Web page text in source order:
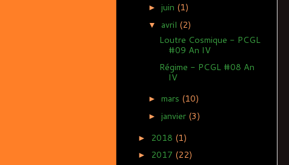
►juin (1)
▼ avril (2)
Loutre Cosmique - PCGL
#09 An IV
Régime - PCGL #08 An
IV
►mars (10)
►janvier (3)
► 2018 (1)
► 2017 (22)